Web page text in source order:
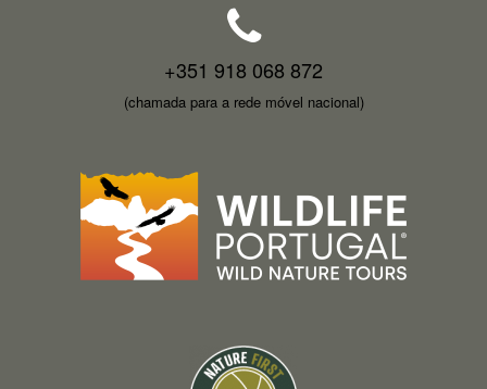
+351 918 068 872
(chamada para a rede móvel nacional)